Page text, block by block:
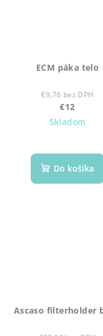
ECM páka telo
€9,76 bez DPH
€12
Skladom
Do košíka
Ascaso filterholder